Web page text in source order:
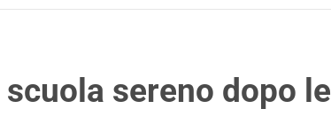
sereno dopo le